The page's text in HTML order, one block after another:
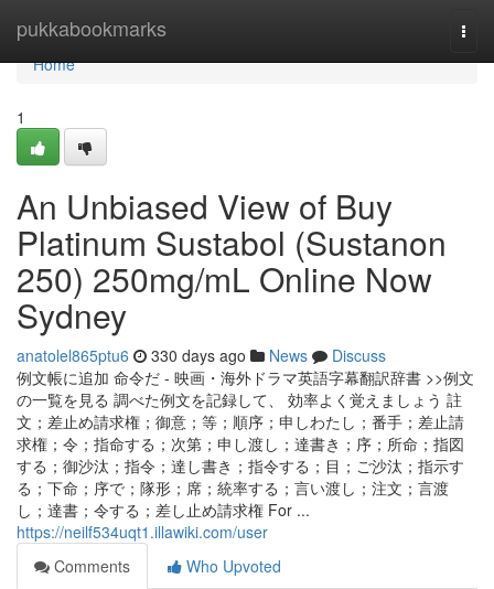
pukkabookmarks
Home
Home
1
An Unbiased View of Buy
Platinum Sustabol (Sustanon
250) 250mg/mL Online Now
Sydney
anatolel865ptu6 330 days ago News
Discuss
例文帳に追加 命令だ - 映画・海外ドラマ英語字幕翻訳辞書 >>例文
の一覧を見る 調べた例文を記録して、 効率よく覚えましょう 註
文；差止め請求権；御意；等；順序；申しわたし；番手；差止請
求権；令；指命する；次第；申し渡し；達書き；序；所命；指図
する；御沙汰；指令；達し書き；指令する；目；ご沙汰；指示す
る；下命；序で；隊形；席；統率する；言い渡し；注文；言渡
し；達書；令する；差し止め請求権 For ...
https://neilf534uqt1.illawiki.com/user
Comments
Who Upvoted